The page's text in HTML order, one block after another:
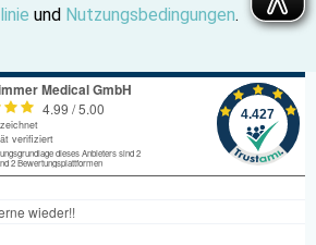
und Nutzungsbedingungen.